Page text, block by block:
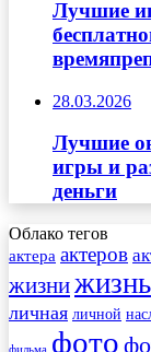
Лучшие
28.03.2026
Лучшие
игры и
деньги
Облако тегов
актера актеров
жизнижизнь
личная личной
фильма фото